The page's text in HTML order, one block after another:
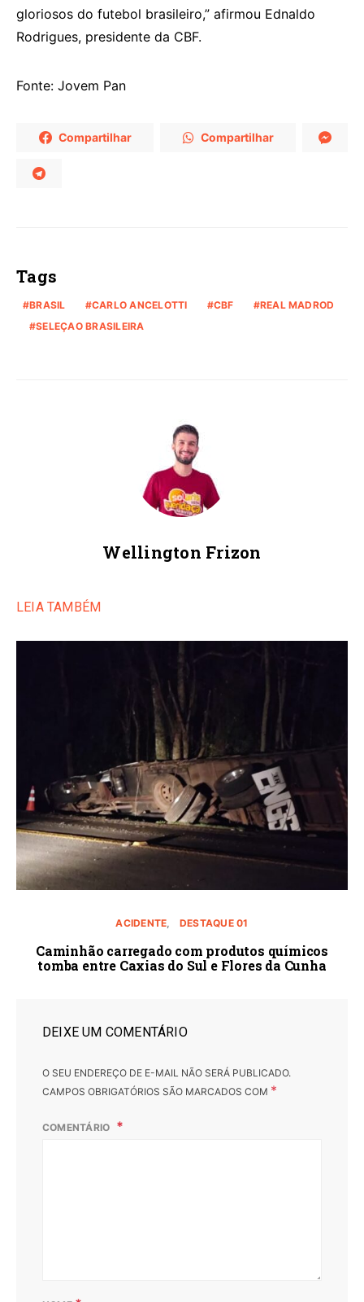
gloriosos do futebol brasileiro,” afirmou Ednaldo
Rodrigues, presidente da CBF.
Fonte: Jovem Pan
Compartilhar Compartilhar
Tags
BRASIL CARLO ANCELOTTI CBF
REAL MADROD
SELEÇAO BRASILEIRA
Wellington Frizon
LEIA TAMBÉM
ACIDENTE DESTAQUE 01
Caminhão carregado com produtos químicos
tomba entre Caxias do Sul e Flores da Cunha
DEIXE UM COMENTÁRIO
O SEU ENDEREÇO DE E-MAIL NÃO SERÁ PUBLICADO.
CAMPOS OBRIGATÓRIOS SÃO MARCADOS COM *
COMENTÁRIO